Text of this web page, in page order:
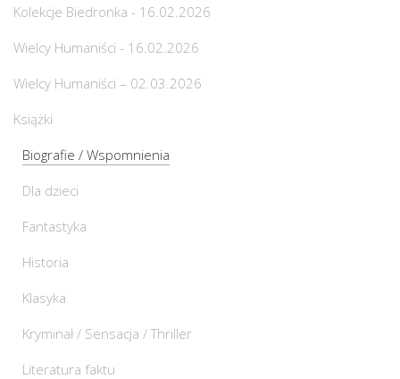
Kolekcje Biedronka - 16.02.2026
Wielcy Humaniści - 16.02.2026
Wielcy Humaniści – 02.03.2026
Książki
Biografie / Wspomnienia
Dla dzieci
Fantastyka
Historia
Klasyka
Kryminał / Sensacja / Thriller
Literatura faktu